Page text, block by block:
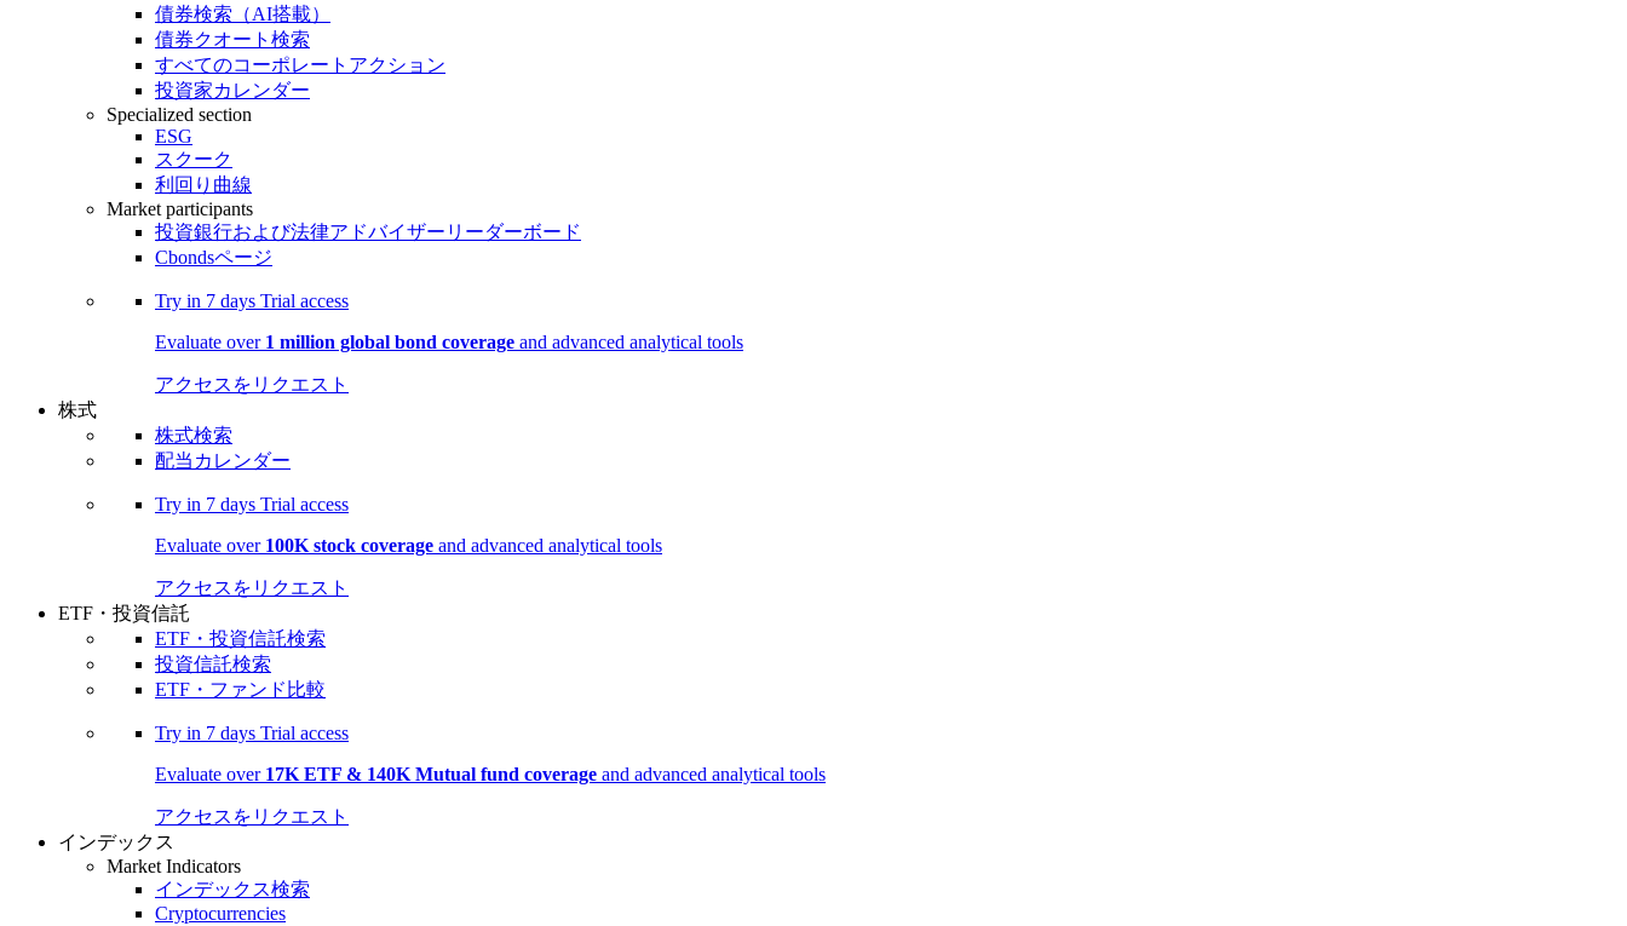
債券検索（AI搭載）
債券クオート検索
すべてのコーポレートアクション
投資家カレンダー
Specialized section
ESG
スクーク
利回り曲線
Market participants
投資銀行および法律アドバイザーリーダーボード
Cbondsページ
Try in 7 days Trial access
Evaluate over 1 million global bond coverage and advanced analytical tools
アクセスをリクエスト
株式
株式検索
配当カレンダー
Try in 7 days Trial access
Evaluate over 100K stock coverage and advanced analytical tools
アクセスをリクエスト
ETF・投資信託
ETF・投資信託検索
投資信託検索
ETF・ファンド比較
Try in 7 days Trial access
Evaluate over 17K ETF & 140K Mutual fund coverage and advanced analytical tools
アクセスをリクエスト
インデックス
Market Indicators
インデックス検索
Cryptocurrencies